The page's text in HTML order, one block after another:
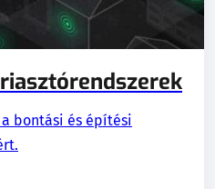
bontási és építési